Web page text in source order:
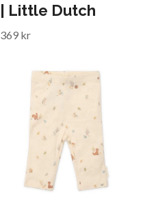
| Little Dutch
369 kr